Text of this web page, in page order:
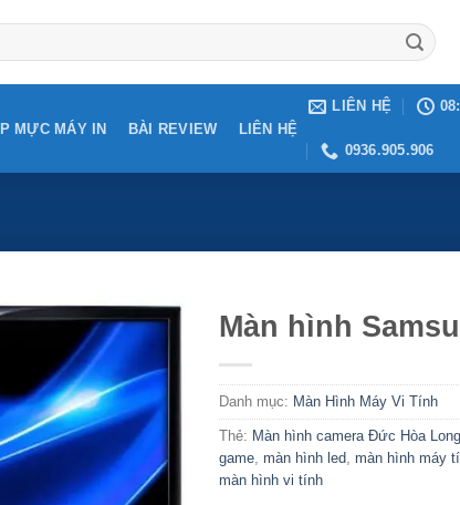
MỰC MÁY IN BÀI REVIEW LIÊN HỆ
LIÊN HỆ
0936.905.906
Add to
Wishlist
Màn hình
Danh mục: Màn Hình Máy Vi Tính
Thẻ: Màn hình camera Đức Hòa
game,màn hình led,màn hình máy
màn hình vi tính